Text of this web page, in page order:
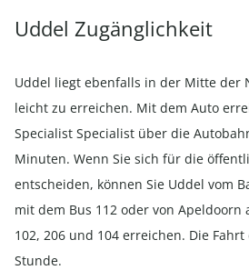
Uddel Zugänglichkeit
Uddel liegt ebenfalls in der Mitte der
leicht zu erreichen. Mit dem Auto
Specialist Specialist über die
Minuten. Wenn Sie sich für die
entscheiden, können Sie Uddel vom
mit dem Bus 112 oder von Apeldoorn
102, 206 und 104 erreichen. Die
Stunde.